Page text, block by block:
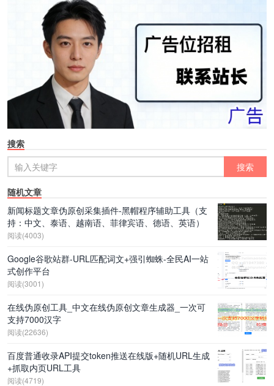
搜索
随机文章
新闻标题文章伪原创采集插件-黑帽程序辅助工具（支
持：中文、泰语、越南语、菲律宾语、德语、英语）
阅读(4003)
Google谷歌站群-URL匹配词文+强引蜘蛛-全民AI一站
式创作平台
阅读(3001)
在线伪原创工具_中文在线伪原创文章生成器_一次可
支持7000汉字
阅读(22636)
百度普通收录API提交token推送在线版+随机URL生成
+抓取内页URL工具
阅读(4719)